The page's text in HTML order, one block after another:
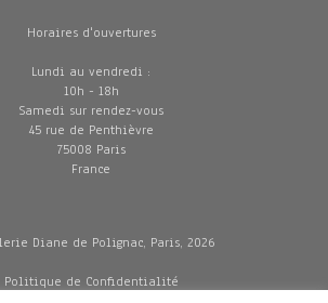
Horaires d'ouvertures
Lundi au vendredi :
10h - 18h
Samedi sur rendez-vous
45 rue de Penthièvre
75008 Paris
France
Diane de Polignac, Paris, 2026
Politique de Confidentialité